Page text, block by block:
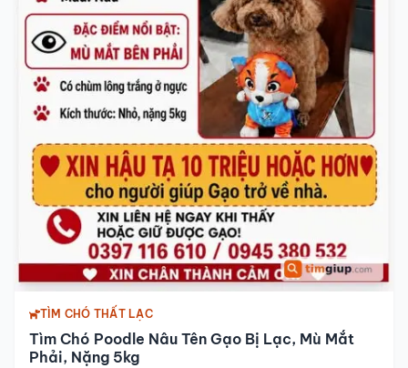
TÌM CHÓ THẤT LẠC
Tìm Chó Poodle Nâu Tên Gạo Bị Lạc, Mù Mắt
Phải, Nặng 5kg